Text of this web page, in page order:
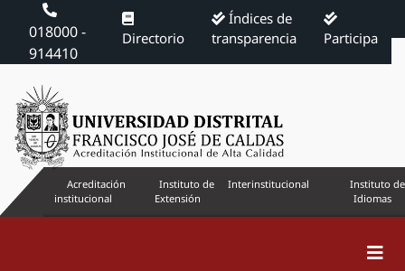
018000 -
914410
Directorio
Índices de
transparencia
Participa
Acreditación
institucional
Instituto de
Extensión
Interinstitucional
Instituto de
Idiomas